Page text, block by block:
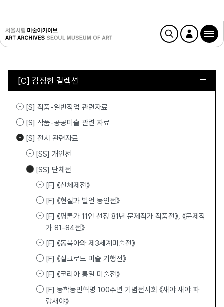
[C] 김정헌 컬렉션
[S] 작품-일반작업 관련자료
[S] 작품-공공미술 관련 자료
[S] 전시 관련자료
[SS] 개인전
[SS] 단체전
[F] 《신체제전》
[F] 《현실과 발언 동인전》
[F] 《평론가 11인 선정 81년 문제작가 작품전》, 《문제작
가 81-84전》
[F] 《동북아와 제3세계미술전》
[F] 《실크로드 미술 기행전》
[F] 《코리아 통일 미술전》
[F] 동학농민혁명 100주년 기념전시회 《새야 새야 파
랑새야》